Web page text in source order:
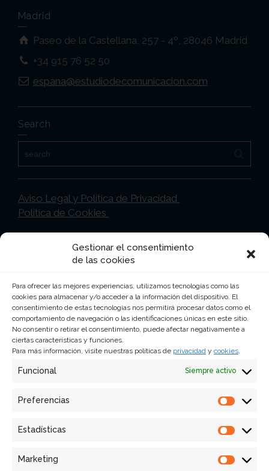
Gestionar el consentimiento
de las cookies
Para ofrecer las mejores experiencias, utilizamos tecnologías como las
cookies para almacenar y/o acceder a la información del dispositivo. El
consentimiento de estas tecnologías nos permitirá procesar datos como el
comportamiento de navegación o las identificaciones únicas en este sitio.
No consentir o retirar el consentimiento, puede afectar negativamente a
ciertas características y funciones.
Para más información, visite nuestras políticas de privacidad y cookies.
Funcional Siempre activo
Preferencias
Estadísticas
Marketing
Madrid
Paseo de la Castellana, 257 - 4º, 28046 Madrid
+34 915 76 52 50
espana@estudiodecomunicacion.com
Search
Aviso Legal y Política de Privacidad
Política de Cookies
Ciudad de México
Lancaster Nº 17 Col. Juárez CP 06600 Ciudad
de México
5255 – 5525 -1644
mexico@abestudiodecomunicacion.com.mx
Portugal